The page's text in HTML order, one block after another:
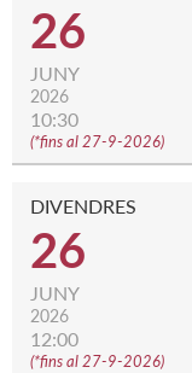
26
JUNY
2026
10:30
(*fins al 27-9-2026)
DIVENDRES
26
JUNY
2026
12:00
(*fins al 27-9-2026)